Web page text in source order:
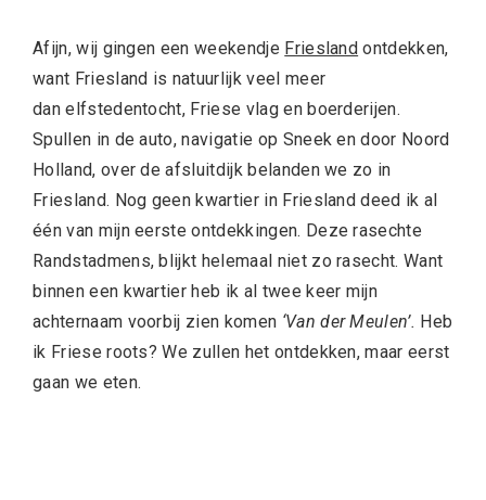
Afijn, wij gingen een weekendje Friesland ontdekken,
want Friesland is natuurlijk veel meer
dan elfstedentocht, Friese vlag en boerderijen.
Spullen in de auto, navigatie op Sneek en door Noord
Holland, over de afsluitdijk belanden we zo in
Friesland. Nog geen kwartier in Friesland deed ik al
één van mijn eerste ontdekkingen. Deze rasechte
Randstadmens, blijkt helemaal niet zo rasecht. Want
binnen een kwartier heb ik al twee keer mijn
achternaam voorbij zien komen ‘Van der Meulen’. Heb
ik Friese roots? We zullen het ontdekken, maar eerst
gaan we eten.